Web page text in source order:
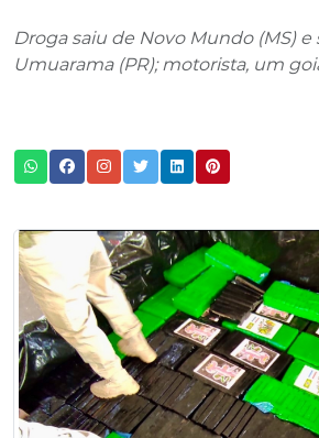
Droga saiu de Novo Mundo (MS)
Umuarama (PR); motorista, um